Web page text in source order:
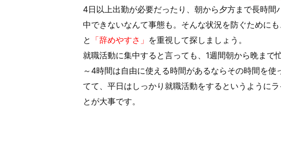
4日以上出勤が必要だったり、朝から夕方まで長時
中できないなんて事態も。そんな状況を防ぐために
と 「辞めやすさ」 を重視して探しましょう。
就職活動に集中すると言っても、1週間朝から晩まで
～4時間は自由に使える時間があるならその時間を
てて、平日はしっかり就職活動をするというように
とが大事です。